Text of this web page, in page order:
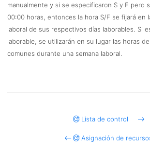
manualmente y si se especificaron S y F pero
00:00 horas, entonces la hora S/F se fijará en
laboral de sus respectivos días laborables. Si
laborable, se utilizarán en su lugar las horas
comunes durante una semana laboral.
Lista de control
Asignación de